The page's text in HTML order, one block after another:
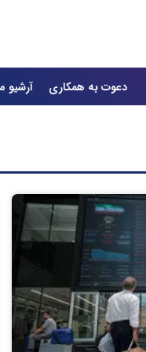
دعوت به همکاری آرشیو